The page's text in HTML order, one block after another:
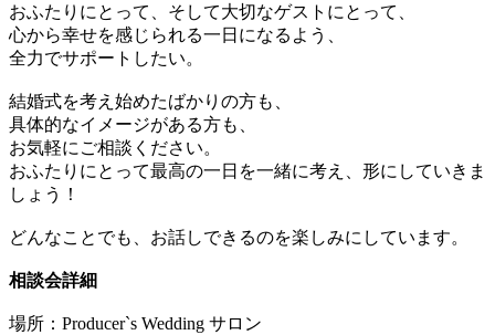
おふたりにとって、そして大切なゲストにとって、
心から幸せを感じられる一日になるよう、
全力でサポートしたい。
結婚式を考え始めたばかりの方も、
具体的なイメージがある方も、
お気軽にご相談ください。
おふたりにとって最高の一日を一緒に考え、形にしていきま
しょう！
どんなことでも、お話しできるのを楽しみにしています。
相談会詳細
場所：Producer`s Wedding サロン